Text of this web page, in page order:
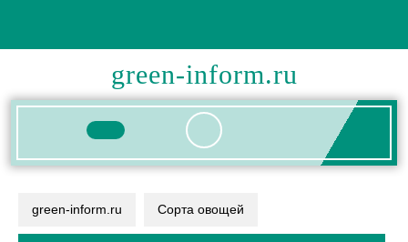
содержимому
green-inform.ru
Кнопка
green-inform.ru Сорта овощей